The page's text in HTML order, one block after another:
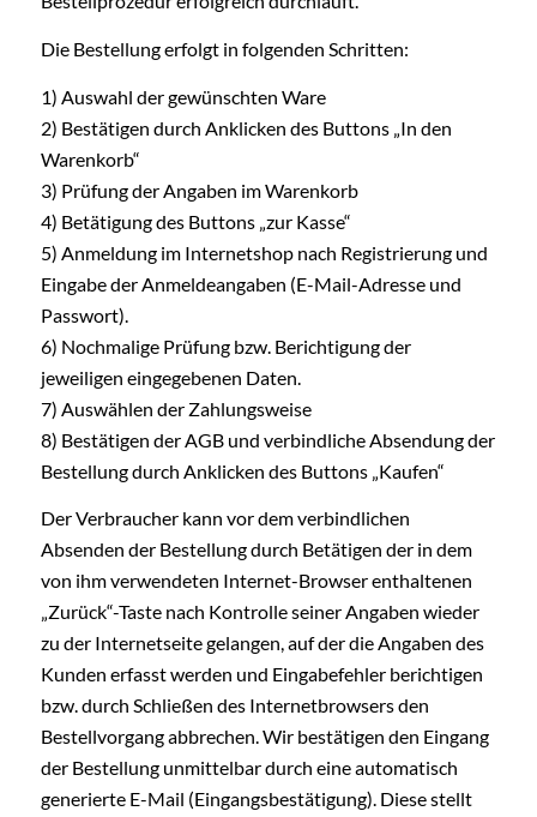
Die Bestellung erfolgt in folgenden Schritten:
1) Auswahl der gewünschten Ware
2) Bestätigen durch Anklicken des Buttons „In den
Warenkorb“
3) Prüfung der Angaben im Warenkorb
4) Betätigung des Buttons „zur Kasse“
5) Anmeldung im Internetshop nach Registrierung und
Eingabe der Anmeldeangaben (E-Mail-Adresse und
Passwort).
6) Nochmalige Prüfung bzw. Berichtigung der
jeweiligen eingegebenen Daten.
7) Auswählen der Zahlungsweise
8) Bestätigen der AGB und verbindliche Absendung der
Bestellung durch Anklicken des Buttons „Kaufen“
Der Verbraucher kann vor dem verbindlichen
Absenden der Bestellung durch Betätigen der in dem
von ihm verwendeten Internet-Browser enthaltenen
„Zurück“-Taste nach Kontrolle seiner Angaben wieder
zu der Internetseite gelangen, auf der die Angaben des
Kunden erfasst werden und Eingabefehler berichtigen
bzw. durch Schließen des Internetbrowsers den
Bestellvorgang abbrechen. Wir bestätigen den Eingang
der Bestellung unmittelbar durch eine automatisch
generierte E-Mail (Eingangsbestätigung). Diese stellt